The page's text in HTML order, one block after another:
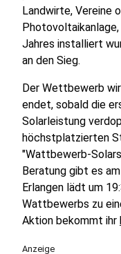
Landwirte, Vereine
Photovoltaikanlage,
Jahres installiert
an den Sieg.
Der Wettbewerb
endet, sobald die
Solarleistung
höchstplatzierten
"Wattbewerb-
Beratung gibt es
Erlangen lädt um
Wattbewerbs zu
Aktion bekommt ihr
Anzeige